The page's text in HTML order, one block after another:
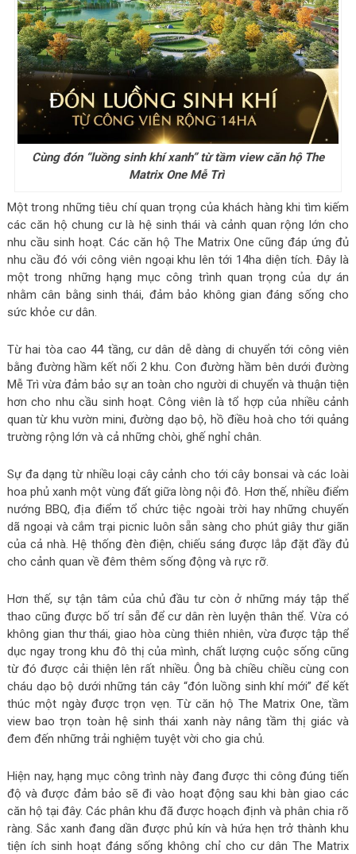
Cùng đón “luồng sinh khí xanh” từ tầm view căn hộ The
Matrix One Mễ Trì
Một trong những tiêu chí quan trọng của khách hàng khi tìm kiếm
các căn hộ chung cư là hệ sinh thái và cảnh quan rộng lớn cho
nhu cầu sinh hoạt. Các căn hộ The Matrix One cũng đáp ứng đủ
nhu cầu đó với công viên ngoại khu lên tới 14ha diện tích. Đây là
một trong những hạng mục công trình quan trọng của dự án
nhằm cân bằng sinh thái, đảm bảo không gian đáng sống cho
sức khỏe cư dân.
Từ hai tòa cao 44 tầng, cư dân dễ dàng di chuyển tới công viên
bằng đường hầm kết nối 2 khu. Con đường hầm bên dưới đường
Mễ Trì vừa đảm bảo sự an toàn cho người di chuyển và thuận tiện
hơn cho nhu cầu sinh hoạt. Công viên là tổ hợp của nhiều cảnh
quan từ khu vườn mini, đường dạo bộ, hồ điều hoà cho tới quảng
trường rộng lớn và cả những chòi, ghế nghỉ chân.
Sự đa dạng từ nhiều loại cây cảnh cho tới cây bonsai và các loài
hoa phủ xanh một vùng đất giữa lòng nội đô. Hơn thế, nhiều điểm
nướng BBQ, địa điểm tổ chức tiệc ngoài trời hay những chuyến
dã ngoại và cắm trại picnic luôn sẵn sàng cho phút giây thư giãn
của cả nhà. Hệ thống đèn điện, chiếu sáng được lắp đặt đầy đủ
cho cảnh quan về đêm thêm sống động và rực rỡ.
Hơn thế, sự tận tâm của chủ đầu tư còn ở những máy tập thể
thao cũng được bố trí sẵn để cư dân rèn luyện thân thể. Vừa có
không gian thư thái, giao hòa cùng thiên nhiên, vừa được tập thể
dục ngay trong khu đô thị của mình, chất lượng cuộc sống cũng
từ đó được cải thiện lên rất nhiều. Ông bà chiều chiều cùng con
cháu dạo bộ dưới những tán cây “đón luồng sinh khí mới” để kết
thúc một ngày được trọn vẹn. Từ căn hộ The Matrix One, tầm
view bao trọn toàn hệ sinh thái xanh này nâng tầm thị giác và
đem đến những trải nghiệm tuyệt vời cho gia chủ.
Hiện nay, hạng mục công trình này đang được thi công đúng tiến
độ và được đảm bảo sẽ đi vào hoạt động sau khi bàn giao các
căn hộ tại đây. Các phân khu đã được hoạch định và phân chia rõ
ràng. Sắc xanh đang dần được phủ kín và hứa hẹn trở thành khu
tiện ích sinh hoạt đáng sống không chỉ cho cư dân The Matrix